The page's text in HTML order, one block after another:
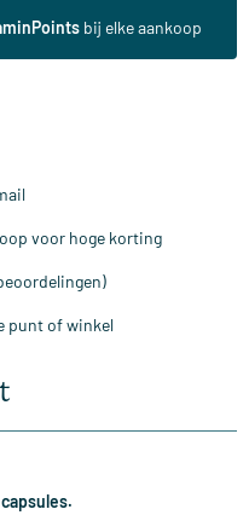
bij elke aankoop
voor hoge korting
punt of winkel